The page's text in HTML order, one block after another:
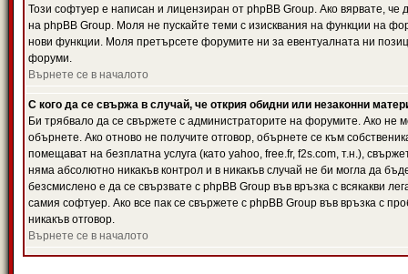
Този софтуер е написан и лицензиран от phpBB Group. Ако вярвате,
на phpBB Group. Моля не пускайте теми с изисквания на функции на
нови функции. Моля претърсете форумите ни за евентуалната ни
форуми.
Върнете се в началото
С кого да се свържа в случай, че открия обидни или незаконни
Би трябвало да се свържете с администраторите на форумите. Ако не
обърнете. Ако отново не получите отговор, обърнете се към
помещават на безплатна услуга (като yahoo, free.fr, f2s.com, т.н.),
няма абсолютно никакъв контрол и в никакъв случай не би могла да
безсмислено е да се свързвате с phpBB Group във връзка с всякакви
самия софтуер. Ако все пак се свържете с phpBB Group във връзка с
никакъв отговор.
Върнете се в началото